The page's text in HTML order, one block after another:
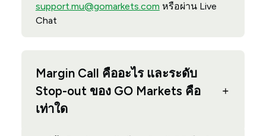
support.mu@gomarkets.com หรือผ่าน Live
Chat
Margin Call คืออะไร และระดับ
Stop-out ของ GO Markets คือ
เท่าใด